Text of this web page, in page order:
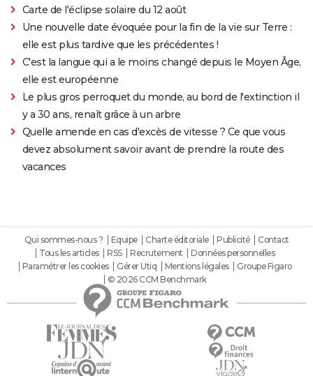
Carte de l'éclipse solaire du 12 août
Une nouvelle date évoquée pour la fin de la vie sur Terre :
elle est plus tardive que les précédentes !
C'est la langue qui a le moins changé depuis le Moyen Âge,
elle est européenne
Le plus gros perroquet du monde, au bord de l'extinction il
y a 30 ans, renaît grâce à un arbre
Quelle amende en cas d'excès de vitesse ? Ce que vous
devez absolument savoir avant de prendre la route des
vacances
Qui sommes-nous ? Equipe Charte éditoriale Publicité
Contact
Tous les articles
RSS Recrutement
Données personnelles
Paramétrer les cookies
Gérer Utiq Mentions légales
Groupe Figaro
© 2026 CCM Benchmark